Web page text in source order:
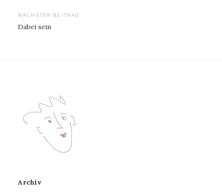
NÄCHSTER BEITRAG:
Dabei sein
Archiv